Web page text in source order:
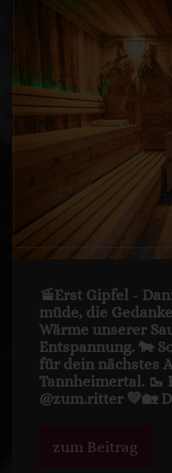
🚡Erst Gipfel -
müde, die
Wärme unserer
Entspannung. 🐄
für dein nächstes
Tannheimertal. 🥾
@zum.ritter 💚🏡
zum Beitrag